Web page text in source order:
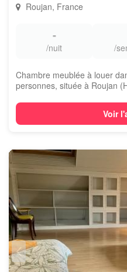
Roujan, France
-
/nuit /
Chambre meublée à louer
personnes, située à Roujan
Voir